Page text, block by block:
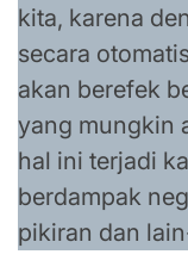
kita, karena
secara
akan berefek
yang mungkin
hal ini terjadi
berdampak
pikiran dan